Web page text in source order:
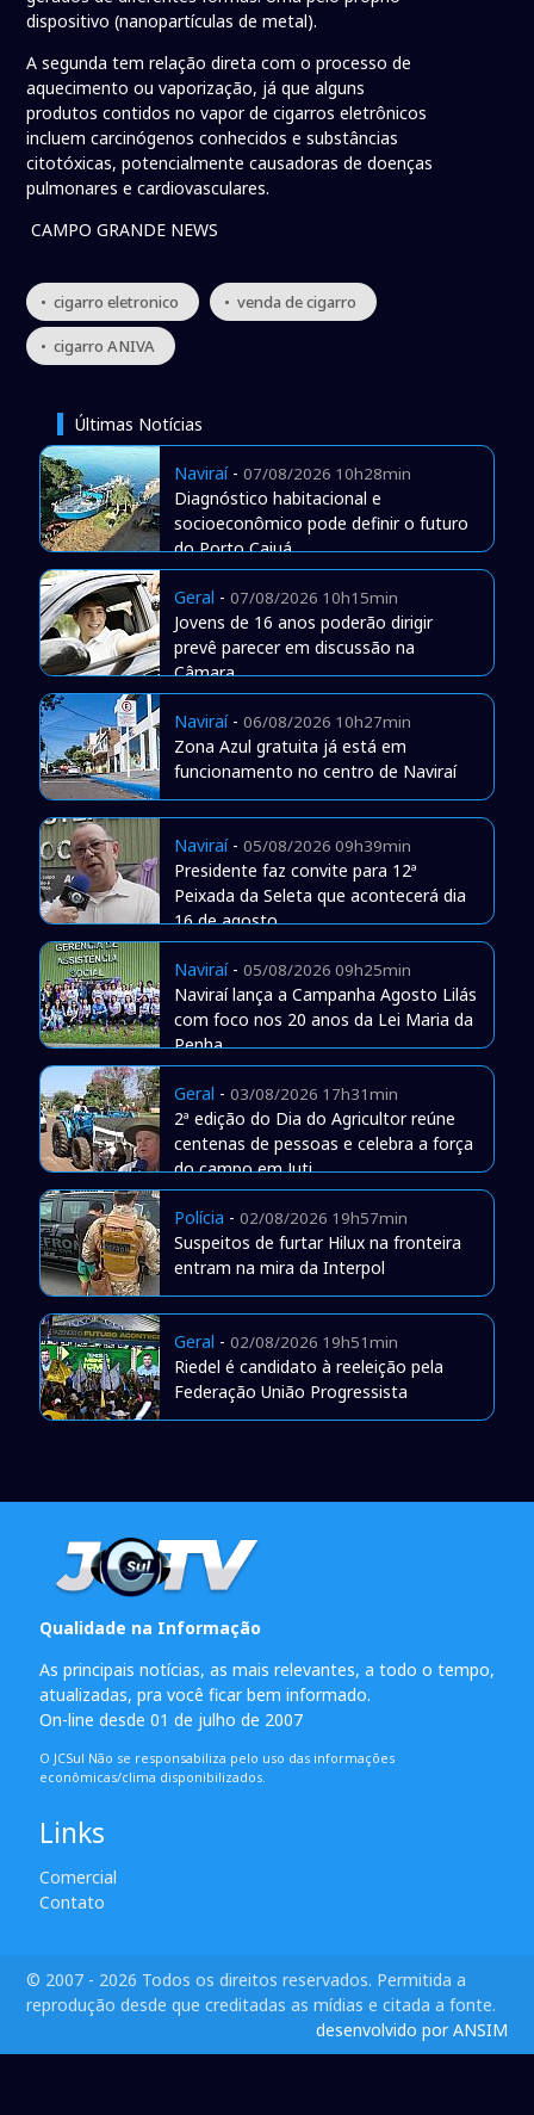
dispositivo (nanopartículas de metal).
A segunda tem relação direta com o processo de
aquecimento ou vaporização, já que alguns
produtos contidos no vapor de cigarros eletrônicos
incluem carcinógenos conhecidos e substâncias
citotóxicas, potencialmente causadoras de doenças
pulmonares e cardiovasculares.
CAMPO GRANDE NEWS
• cigarro eletronico • venda de cigarro
• cigarro ANIVA
Últimas Notícias
Naviraí- 07/08/2026 10h28min
Diagnóstico habitacional e
socioeconômico pode definir o futuro
do Porto Caiuá
Geral - 07/08/2026 10h15min
Jovens de 16 anos poderão dirigir
prevê parecer em discussão na
Câmara
Naviraí- 06/08/2026 10h27min
Zona Azul gratuita já está em
funcionamento no centro de Naviraí
Naviraí- 05/08/2026 09h39min
Presidente faz convite para 12ª
Peixada da Seleta que acontecerá dia
16 de agosto
Naviraí- 05/08/2026 09h25min
Naviraí lança a Campanha Agosto Lilás
com foco nos 20 anos da Lei Maria da
Penha
Geral - 03/08/2026 17h31min
2ª edição do Dia do Agricultor reúne
centenas de pessoas e celebra a força
do campo em Juti
Polícia - 02/08/2026 19h57min
Suspeitos de furtar Hilux na fronteira
entram na mira da Interpol
Geral - 02/08/2026 19h51min
Riedel é candidato à reeleição pela
Federação União Progressista
Qualidade na Informação
As principais notícias, as mais relevantes, a todo o tempo,
atualizadas, pra você ficar bem informado.
On-line desde 01 de julho de 2007
O JCSul Não se responsabiliza pelo uso das informações
econômicas/clima disponibilizados.
Links
Comercial
Contato
© 2007 - 2026 Todos os direitos reservados. Permitida a
reprodução desde que creditadas as mídias e citada a fonte.
desenvolvido por ANSIM